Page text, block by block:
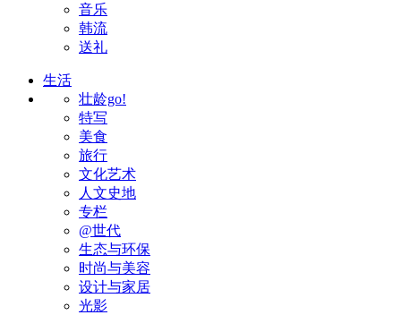
音乐
韩流
送礼
生活
壮龄go!
特写
美食
旅行
文化艺术
人文史地
专栏
@世代
生态与环保
时尚与美容
设计与家居
光影